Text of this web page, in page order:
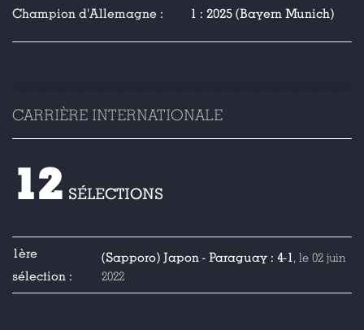
Champion d'Allemagne : 1 : 2025 (Bayern Munich)
CARRIÈRE INTERNATIONALE
12 SÉLECTIONS
1ère
sélection :
(Sapporo) Japon - Paraguay : 4-1, le 02 juin
2022